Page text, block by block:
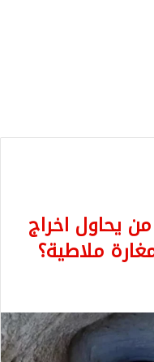
يحاول اخراج
ملاطية؟